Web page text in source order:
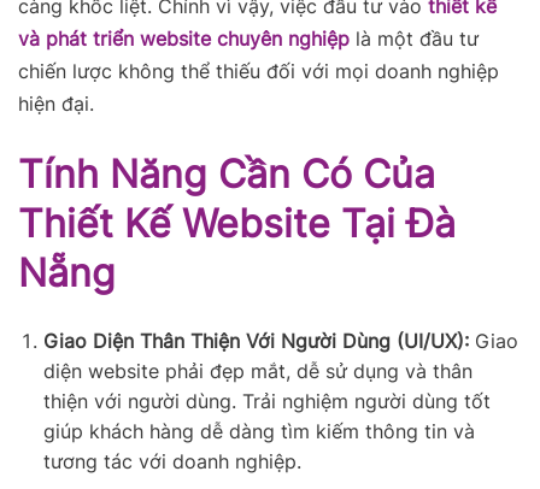
càng khốc liệt. Chính vì vậy, việc đầu tư vào thiết kế
và phát triển website chuyên nghiệp là một đầu tư
chiến lược không thể thiếu đối với mọi doanh nghiệp
hiện đại.
Tính Năng Cần Có Của
Thiết Kế Website Tại Đà
Nẵng
Giao Diện Thân Thiện Với Người Dùng (UI/UX):Giao
diện website phải đẹp mắt, dễ sử dụng và thân
thiện với người dùng. Trải nghiệm người dùng tốt
giúp khách hàng dễ dàng tìm kiếm thông tin và
tương tác với doanh nghiệp.